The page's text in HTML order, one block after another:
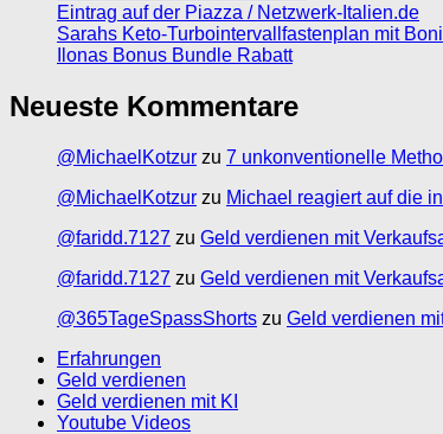
Eintrag auf der Piazza / Netzwerk-Italien.de
Sarahs Keto-Turbointervallfastenplan mit Boni
Ilonas Bonus Bundle Rabatt
Neueste Kommentare
@MichaelKotzur zu 7 unkonventionelle
@MichaelKotzur zu Michael reagiert auf die
@faridd.7127 zu Geld verdienen mit
@faridd.7127 zu Geld verdienen mit
@365TageSpassShorts zu Geld verdienen
Erfahrungen
Geld verdienen
Geld verdienen mit KI
Youtube Videos